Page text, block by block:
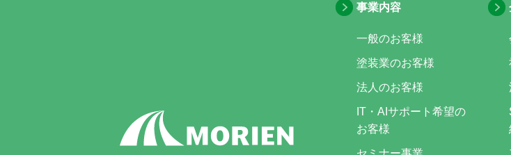
事業内容
一般のお客様
塗装業のお客様
法人のお客様
IT・AIサポート希望の
お客様